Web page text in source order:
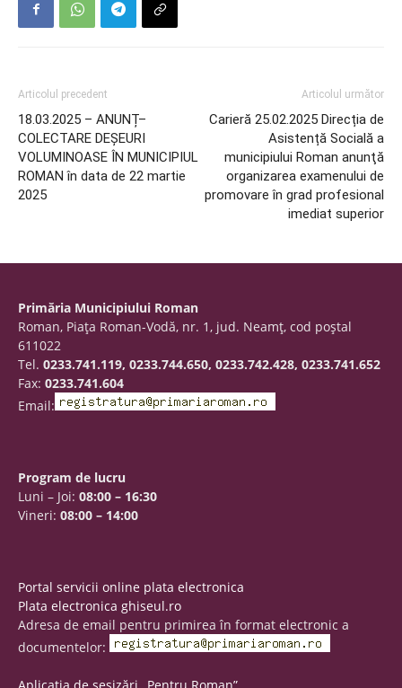
Articolul precedent
18.03.2025 – ANUNȚ–
COLECTARE DEȘEURI
VOLUMINOASE ÎN MUNICIPIUL
ROMAN în data de 22 martie
2025
Articolul următor
Carieră 25.02.2025 Direcția de
Asistență Socială a
municipiului Roman anunţă
organizarea examenului de
promovare în grad profesional
imediat superior
Primăria Municipiului Roman
Roman, Piaţa Roman-Vodă, nr. 1, jud. Neamţ, cod poştal
611022
Tel. 0233.741.119, 0233.744.650, 0233.742.428, 0233.741.652
Fax: 0233.741.604
Email:
Program de lucru
Luni – Joi: 08:00 – 16:30
Vineri: 08:00 – 14:00
Portal servicii online plata electronica
Plata electronica ghiseul.ro
Adresa de email pentru primirea în format electronic a
documentelor:
Aplicația de sesizări „Pentru Roman”